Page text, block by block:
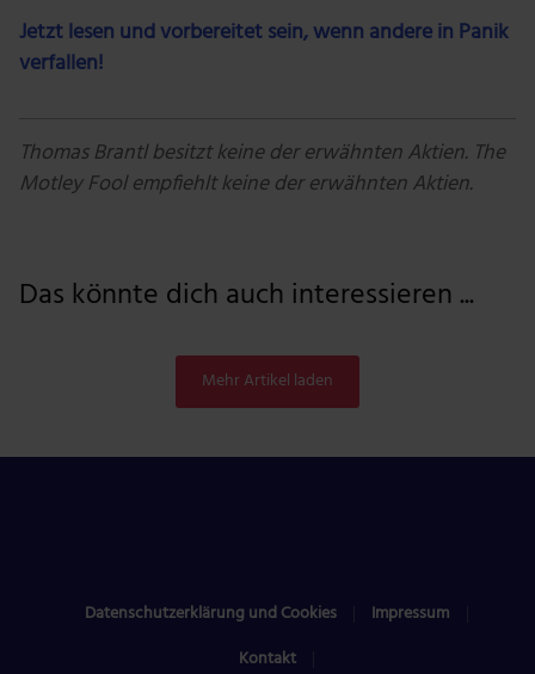
Jetzt lesen und vorbereitet sein, wenn andere in Panik
verfallen!
Thomas Brantl besitzt keine der erwähnten Aktien. The
Motley Fool empfiehlt keine der erwähnten Aktien.
Das könnte dich auch interessieren ...
Mehr Artikel laden
Datenschutzerklärung und Cookies
Impressum
Kontakt